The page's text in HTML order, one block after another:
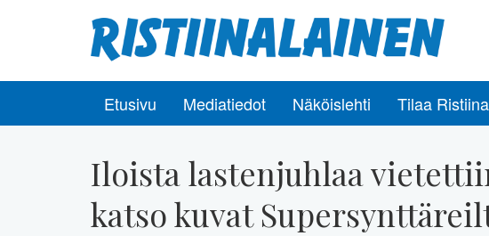
Etusivu Mediatiedot Näköislehti Tilaa
Iloista lastenjuhlaa
katso kuvat